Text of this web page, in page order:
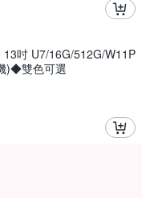
吋 U7/16G/512G/W11P
)◆雙色可選